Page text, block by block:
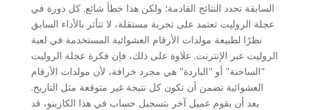
السابقة تحدد النتائج القادمة؛ ولكن هذا خطأ شائع. كل دورة في
عجلة الروليت تعتمد على تجربة مستقلة، لا تتأثر بالأداء السابق
نظرًا لطبيعة مولدات الأرقام العشوائية المستخدمة في لعبة
الروليت عبر الإنترنت. علاوة على ذلك، فإن فكرة عجلة الروليت
"الساخنة" أو "الباردة" هي مجرد خرافة، لأن مولدات الأرقام
العشوائية تضمن أن تكون كل نتيجة غير متوقعة مثل التاريخ.
بعد أن يقوم عميل آخر بتسجيل حساب في هذا الكازينو، قد